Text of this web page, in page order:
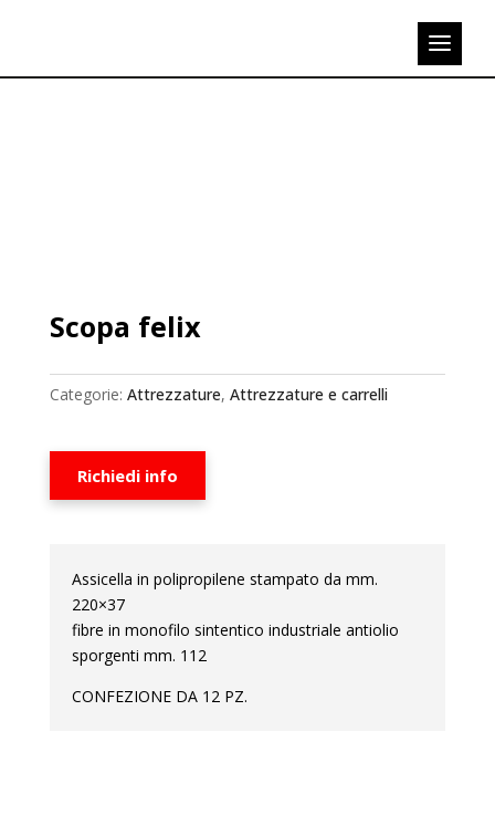
Scopa felix
Categorie: Attrezzature, Attrezzature e carrelli
Richiedi info
Assicella in polipropilene stampato da mm.
220×37
fibre in monofilo sintentico industriale antiolio
sporgenti mm. 112
CONFEZIONE DA 12 PZ.